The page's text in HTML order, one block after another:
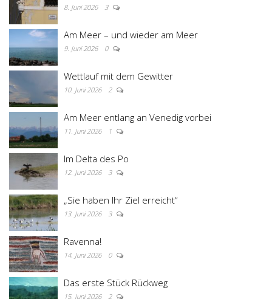
8. Juni 2026 3
Am Meer – und wieder am Meer
9. Juni 2026 0
Wettlauf mit dem Gewitter
10. Juni 2026 2
Am Meer entlang an Venedig vorbei
11. Juni 2026 1
Im Delta des Po
12. Juni 2026 3
„Sie haben Ihr Ziel erreicht“
13. Juni 2026 3
Ravenna!
14. Juni 2026 0
Das erste Stück Rückweg
15. Juni 2026 2